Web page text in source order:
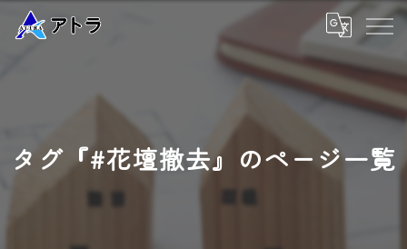
タグ『#花壇撤去』のページ一覧